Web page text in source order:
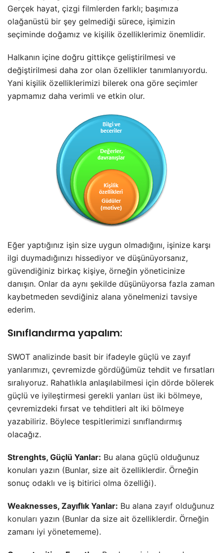
Gerçek hayat, çizgi filmlerden farklı; başımıza
olağanüstü bir şey gelmediği sürece, işimizin
seçiminde doğamız ve kişilik özelliklerimiz önemlidir.
Halkanın içine doğru gittikçe geliştirilmesi ve
değiştirilmesi daha zor olan özellikler tanımlanıyordu.
Yani kişilik özelliklerimizi bilerek ona göre seçimler
yapmamız daha verimli ve etkin olur.
Eğer yaptığınız işin size uygun olmadığını, işinize karşı
ilgi duymadığınızı hissediyor ve düşünüyorsanız,
güvendiğiniz birkaç kişiye, örneğin yöneticinize
danışın. Onlar da aynı şekilde düşünüyorsa fazla zaman
kaybetmeden sevdiğiniz alana yönelmenizi tavsiye
ederim.
Sınıflandırma yapalım:
SWOT analizinde basit bir ifadeyle güçlü ve zayıf
yanlarımızı, çevremizde gördüğümüz tehdit ve fırsatları
sıralıyoruz. Rahatlıkla anlaşılabilmesi için dörde bölerek
güçlü ve iyileştirmesi gerekli yanları üst iki bölmeye,
çevremizdeki fırsat ve tehditleri alt iki bölmeye
yazabiliriz. Böylece tespitlerimizi sınıflandırmış
olacağız.
Strenghts, Güçlü Yanlar: Bu alana güçlü olduğunuz
konuları yazın (Bunlar, size ait özelliklerdir. Örneğin
sonuç odaklı ve iş bitirici olma özelliği).
Weaknesses, Zayıflık Yanlar: Bu alana zayıf olduğunuz
konuları yazın (Bunlar da size ait özelliklerdir. Örneğin
zamanı iyi yönetememe).